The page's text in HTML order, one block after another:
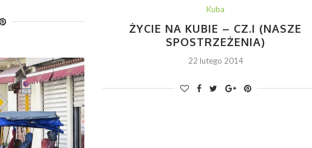
Kuba
ŻYCIE NA KUBIE – CZ.I (NASZE
SPOSTRZEŻENIA)
22 lutego 2014